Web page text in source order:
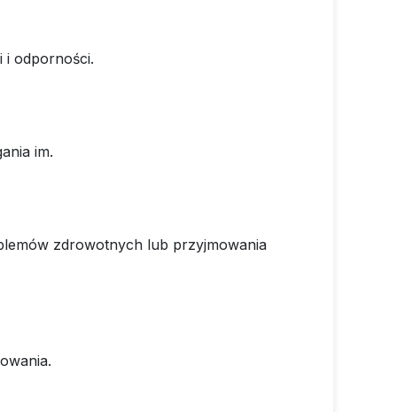
i odporności.
im.
zdrowotnych lub przyjmowania